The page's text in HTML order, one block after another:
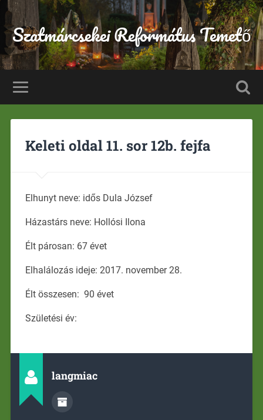
Szatmárcsekei Református Temető
Keleti oldal 11. sor 12b. fejfa
Elhunyt neve: idős Dula József
Házastárs neve: Hollósi Ilona
Élt párosan: 67 évet
Elhalálozás ideje: 2017. november 28.
Élt összesen: 90 évet
Születési év:
langmiac